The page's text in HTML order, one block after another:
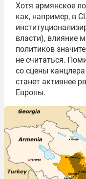
Хотя армянское
как, например, в
власти), влияние
политиков
не считаться.
со сцены
станет активнее
Европы.